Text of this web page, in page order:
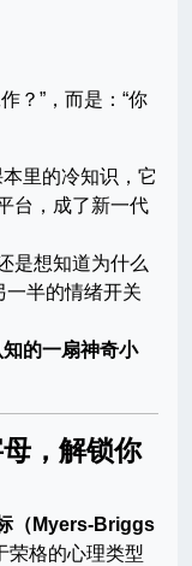
？”，而是：“你
里的冷知识，它
台，成了新一代
是想知道为什么
一半的情绪开关
的一扇神奇小
，解锁你
（Myers-Briggs
荣格的心理类型